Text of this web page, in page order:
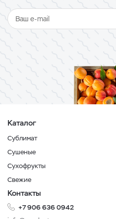
Каталог
Сублимат
Сушеные
Сухофрукты
Свежие
Контакты
+7 906 636 0942